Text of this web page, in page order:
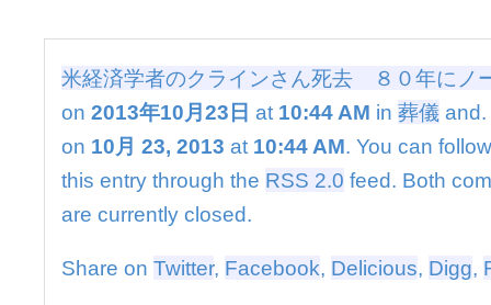
ラ
ン
さ
死
年
米経済学者のクラインさん死去 ８０年にノ
on 2013年10月23日 at 10:44 AM in 葬儀 and.
on 10月 23, 2013 at 10:44 AM. You can
this entry through the RSS 2.0 feed. Both
are currently closed.
Share on Twitter, Facebook, Delicious, Digg,